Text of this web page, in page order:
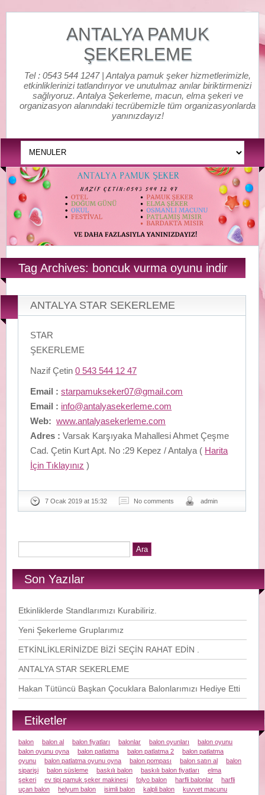
ANTALYA PAMUK
ŞEKERLEME
Tel : 0543 544 1247 | Antalya pamuk şeker hizmetlerimizle,
etkinliklerinizi tatlandırıyor ve unutulmaz anılar biriktirmenizi
sağlıyoruz. Antalya Şekerleme, macun, elma şekeri ve
organizasyon alanındaki tecrübemizle tüm organizasyonlarda
yanınızdayız!
Tag Archives: boncuk vurma oyunu indir
ANTALYA STAR SEKERLEME
STAR
ŞEKERLEME
Nazif Çetin0 543 544 12 47
Email : starpamukseker07@gmail.com
Email : info@antalyasekerleme.com
Web: www.antalyasekerleme.com
Adres : Varsak Karşıyaka Mahallesi Ahmet Çeşme
Cad. Çetin Kurt Apt. No :29 Kepez / Antalya ( Harita
İçin Tıklayınız )
7 Ocak 2019 at 15:32 No comments admin
Son Yazılar
Etkinliklerde Standlarımızı Kurabiliriz.
Yeni Şekerleme Gruplarımız
ETKİNLİKLERİNİZDE BİZİ SEÇİN RAHAT EDİN .
ANTALYA STAR SEKERLEME
Hakan Tütüncü Başkan Çocuklara Balonlarımızı Hediye Etti
Etiketler
balon balon al balon fiyatları balonlar balon oyunları
balon oyunu
balon oyunu oyna
balon patlatma balon patlatma 2
balon patlatma
oyunu
balon patlatma oyunu oyna balon pompası balon satın al
balon
siparişi
balon süsleme baskılı balon baskılı balon fiyatları
elma
şekeri
ev tipi pamuk şeker makinesi folyo balon harfli balonlar
harfli
uçan balon
helyum balon isimli balon kalpli balon
kuvvet macunu